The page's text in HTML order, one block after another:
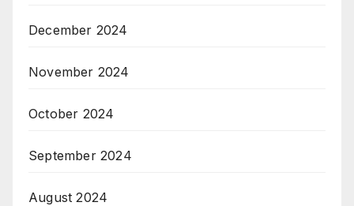
December 2024
November 2024
October 2024
September 2024
August 2024